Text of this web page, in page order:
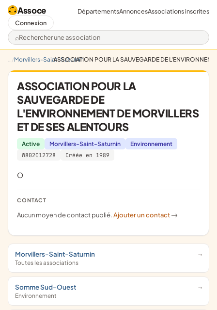
Assoce
Rechercher une association
DépartementsAnnoncesAssociations inscrites
Connexion
Morvillers-Saint-SaturninASSOCIATION POUR LA SAUVEGARDE DE
ASSOCIATION POUR LA
SAUVEGARDE DE
L'ENVIRONNEMENT DE MORVILLERS
ET DE SES ALENTOURS
Active Morvillers-Saint-Saturnin
Environnement
W802012728
Créée en 1989
o
CONTACT
Aucun moyen de contact publié.Ajouter un contact ->
Morvillers-Saint-Saturnin
Toutes les associations
Somme Sud-Ouest
Environnement